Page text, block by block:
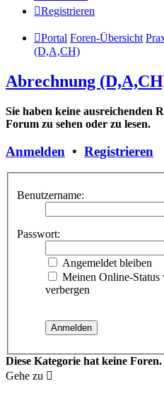
Registrieren
Portal Foren-Übersicht
(D,A,CH)
Abrechnung
Sie haben keine ausreichenden
Forum zu sehen oder zu lesen.
Anmelden • Registrieren
Benutzername:
Passwort:
Angemeldet bleiben
Meinen Online-Status
verbergen
Diese Kategorie hat keine Foren.
Gehe zu